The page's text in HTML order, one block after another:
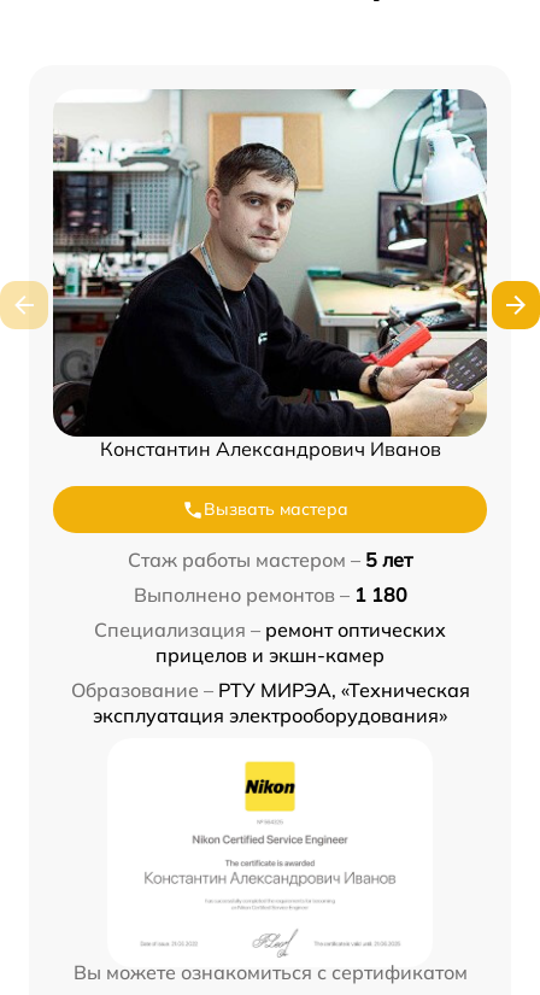
Константин Александрович Иванов
Вызвать мастера
Стаж работы мастером – 5 лет
Выполнено ремонтов – 1 180
Специализация – ремонт оптических
прицелов и экшн-камер
Образование – РТУ МИРЭА, «Техническая
эксплуатация электрооборудования»
Вы можете ознакомиться с сертификатом